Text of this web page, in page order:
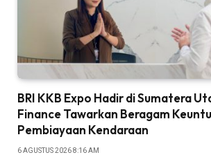
BRI KKB Expo Hadir di Sumatera
Finance Tawarkan Beragam
Pembiayaan Kendaraan
6 AGUSTUS 2026 8:16 AM